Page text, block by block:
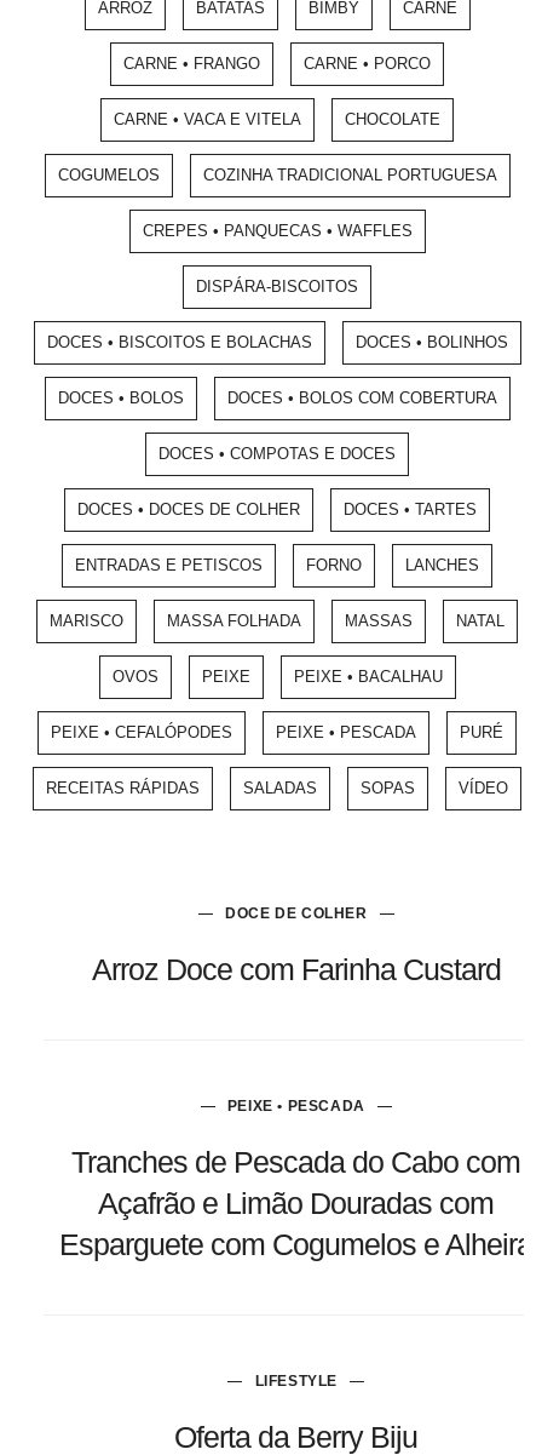
ARROZ BATATAS BIMBY CARNE
CARNE • FRANGO CARNE • PORCO
CARNE • VACA E VITELA CHOCOLATE
COGUMELOS COZINHA TRADICIONAL PORTUGUESA
CREPES • PANQUECAS • WAFFLES
DISPÁRA-BISCOITOS
DOCES • BISCOITOS E BOLACHAS DOCES • BOLINHOS
DOCES • BOLOS DOCES • BOLOS COM COBERTURA
DOCES • COMPOTAS E DOCES
DOCES • DOCES DE COLHER DOCES • TARTES
ENTRADAS E PETISCOS FORNO LANCHES
MARISCO MASSA FOLHADA MASSAS NATAL
OVOS PEIXE PEIXE • BACALHAU
PEIXE • CEFALÓPODES PEIXE • PESCADA PURÉ
RECEITAS RÁPIDAS SALADAS SOPAS VÍDEO
DOCE DE COLHER
Arroz Doce com Farinha Custard
PEIXE • PESCADA
Tranches de Pescada do Cabo com
Açafrão e Limão Douradas com
Esparguete com Cogumelos e Alheira
LIFESTYLE
Oferta da Berry Biju